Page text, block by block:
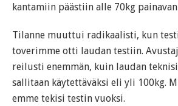
kantamiin päästiin alle 70kg
Tilanne muuttui radikaalisti, kun
toverimme otti laudan testiin.
reilusti enemmän, kuin laudan
sallitaan käytettäväksi eli yli 100kg.
emme tekisi testin vuoksi.